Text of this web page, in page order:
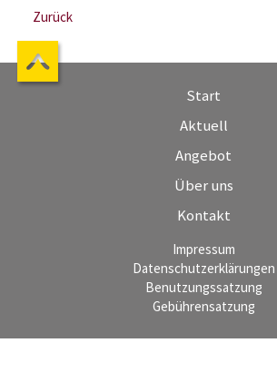
Zurück
Start
Aktuell
Angebot
Über uns
Kontakt
Impressum
Datenschutzerklärungen
Benutzungssatzung
Gebührensatzung